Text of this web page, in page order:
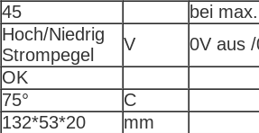
45
bei
Hoch/Niedrig
Strompegel
V
0V aus
OK
75°
C
132*53*20
mm